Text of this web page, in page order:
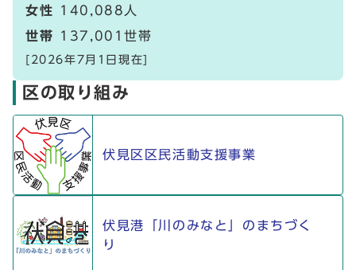
女性
140,088人
世帯
137,001世帯
[2026年7月1日現在]
区の取り組み
伏見区区民活動支援事業
伏見港「川のみなと」のまちづく
り